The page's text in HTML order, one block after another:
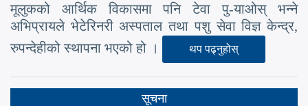
मूलुकको आर्थिक विकासमा पनि टेवा पु-याओस् भन्ने
अभिप्रायले भेटेरिनरी अस्पताल तथा पशु सेवा विज्ञ केन्द्र,
रुपन्देहीको स्थापना भएको हो ।
थप पढ्नुहोस्
सूचना